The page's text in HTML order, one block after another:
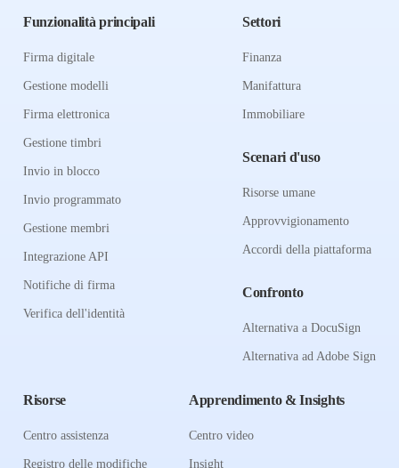
Funzionalità principali
Firma digitale
Gestione modelli
Firma elettronica
Gestione timbri
Invio in blocco
Invio programmato
Gestione membri
Integrazione API
Notifiche di firma
Verifica dell'identità
Settori
Finanza
Manifattura
Immobiliare
Scenari d'uso
Risorse umane
Approvvigionamento
Accordi della piattaforma
Confronto
Alternativa a DocuSign
Alternativa ad Adobe Sign
Risorse
Centro assistenza
Registro delle modifiche
Apprendimento & Insights
Centro video
Insight